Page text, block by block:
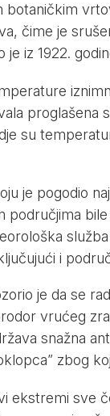
botaničkim
čime je
iz 1922.
proglašena
su
je pogodio
područjima
i
je da se
vrućeg
snažna
zbog
ekstremi sve